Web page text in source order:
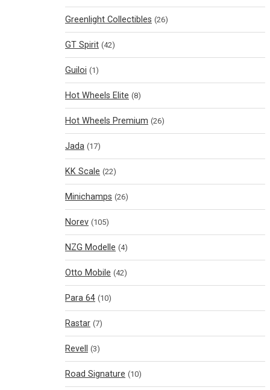
Greenlight Collectibles (26)
GT Spirit (42)
Guiloi (1)
Hot Wheels Elite (8)
Hot Wheels Premium (26)
Jada (17)
KK Scale (22)
Minichamps (26)
Norev (105)
NZG Modelle (4)
Otto Mobile (42)
Para 64 (10)
Rastar (7)
Revell (3)
Road Signature (10)